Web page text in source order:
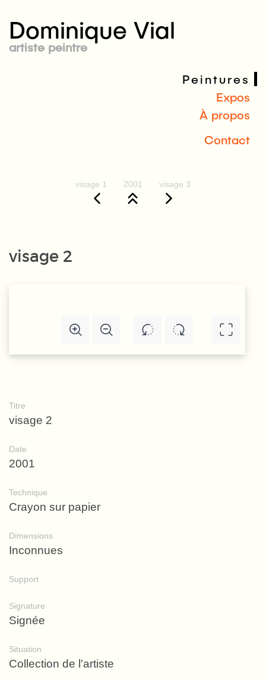
Dominique Vial
artiste peintre
Peintures
Expos
À propos
Contact
visage 1 2001 visage 3
visage 2
Titre
visage 2
Date
2001
Technique
Crayon sur papier
Dimensions
Inconnues
Support
Signature
Signée
Situation
Collection de l'artiste